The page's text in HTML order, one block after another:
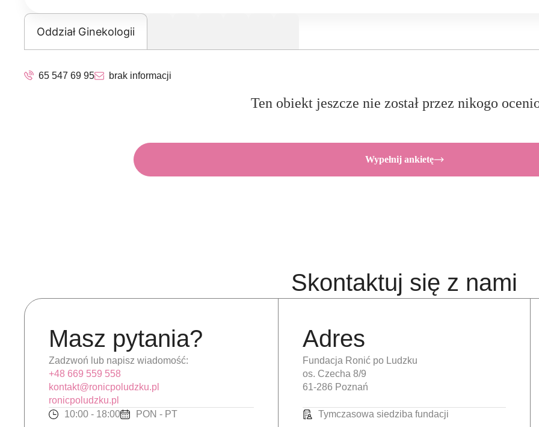
Oddział Ginekologii
65 547 69 95 brak informacji
Ten obiekt jeszcze nie został przez nikogo
Wypełnij ankietę
Skontaktuj się z nami
Masz pytania?
Zadzwoń lub napisz wiadomość:
+48 669 559 558
kontakt@ronicpoludzku.pl
ronicpoludzku.pl
10:00 - 18:00
PON - PT
Adres
Fundacja Ronić po Ludzku
os. Czecha 8/9
61-286 Poznań
Tymczasowa siedziba fundacji